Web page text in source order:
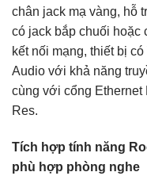
chân jack mạ vàng, hỗ
có jack bắp chuối hoặc
kết nối mạng, thiết bị
Audio với khả năng
cùng với cổng Ethernet
Res.
Tích hợp tính năng
phù hợp phòng nghe